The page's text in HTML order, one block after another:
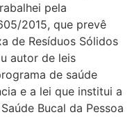
pela
2015, que prevê
de Resíduos Sólidos
autor de leis
de saúde
e a lei que institui a
Bucal da Pessoa